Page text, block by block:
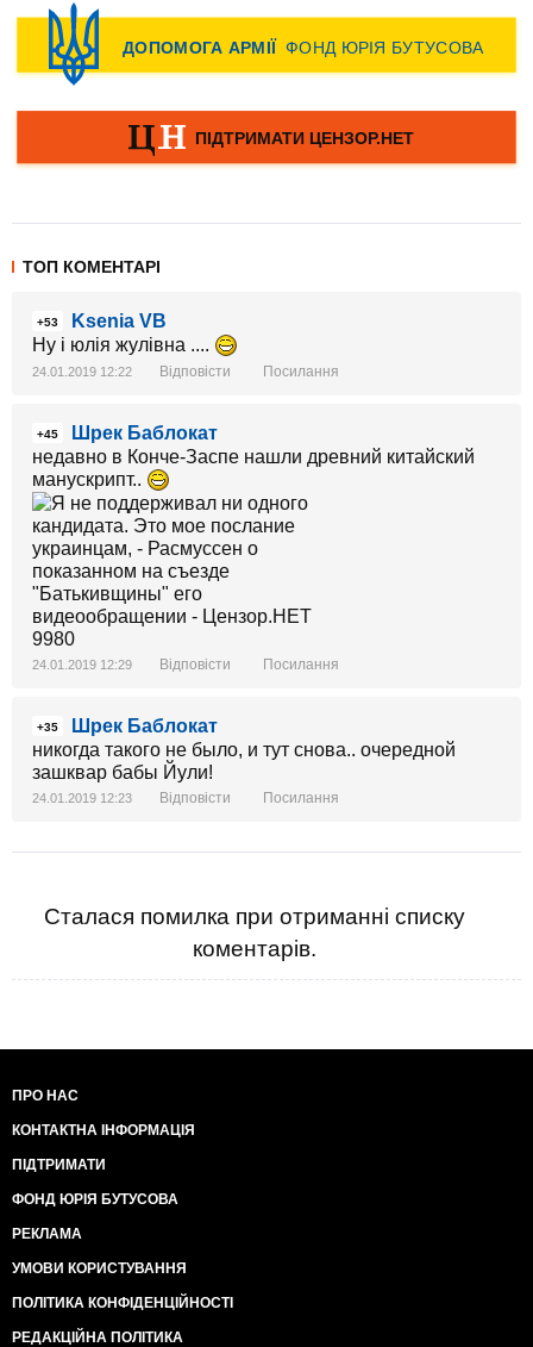
ТОП КОМЕНТАРІ
+53
Ksenia VB
Ну і юлія жулівна ....
24.01.2019 12:22 Відповісти Посилання
+45
Шрек Баблокат
недавно в Конче-Заспе нашли древний китайский
манускрипт..
24.01.2019 12:29 Відповісти Посилання
+35
Шрек Баблокат
никогда такого не было, и тут снова.. очередной
зашквар бабы Йули!
24.01.2019 12:23 Відповісти Посилання
Сталася помилка при отриманні списку
коментарів.
ПРО НАС
КОНТАКТНА ІНФОРМАЦІЯ
ПІДТРИМАТИ
ФОНД ЮРІЯ БУТУСОВА
РЕКЛАМА
УМОВИ КОРИСТУВАННЯ
ПОЛІТИКА КОНФІДЕНЦІЙНОСТІ
РЕДАКЦІЙНА ПОЛІТИКА